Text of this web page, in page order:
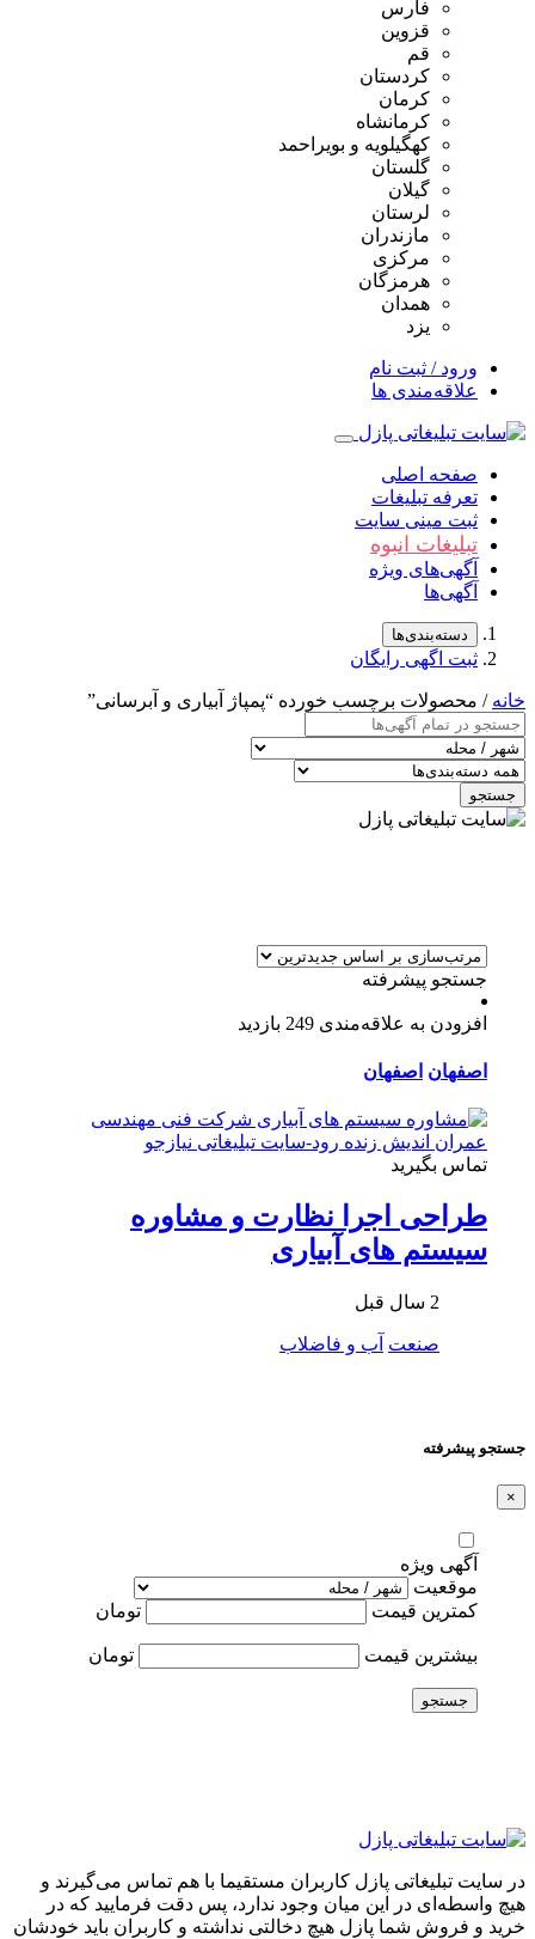
فارس
قزوین
قم
کردستان
کرمان
کرمانشاه
کهگیلویه و بویراحمد
گلستان
گیلان
لرستان
مازندران
مرکزی
هرمزگان
همدان
یزد
ورود / ثبت نام
علاقه‌مندی ها
صفحه اصلی
تعرفه تبلیغات
ثبت مینی سایت
تبلیغات انبوه
آگهی‌های ویژه
آگهی‌ها
دسته‌بندی‌ها
ثبت اگهی رایگان
خانه / محصولات برچسب خورده “پمپاژ آبياری و آبرسانی”
جستجو
جستجو پیشرفته
افزودن به علاقه‌مندی 249 بازدید
اصفهان اصفهان
تماس بگیرید
طراحی اجرا نظارت و مشاوره
سيستم های آبیاری
2 سال قبل
صنعت آب و فاضلاب
جستجو پیشرفته
×
آگهی ویژه
موقعیت
کمترین قیمت
تومان
بیشترین قیمت تومان
جستجو
در سایت تبلیغاتی پازل کاربران مستقیما با هم تماس می‌گیرند و
هیچ واسطه‌ای در این میان وجود ندارد، پس دقت فرمایید که در
خرید و فروشِ شما پازل هیچ دخالتی نداشته و کاربران باید خودشان